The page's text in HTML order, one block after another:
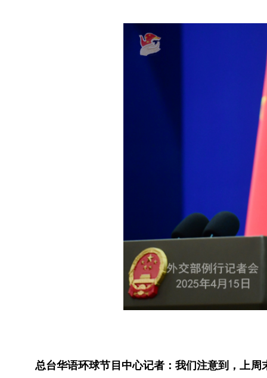
总台华语环球节目中心记者：我们注意到，上